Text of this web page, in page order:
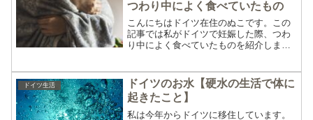
つわり中によく食べていたもの
こんにちはドイツ在住のぬこです。この
記事では私がドイツで妊娠した際、つわ
り中によく食べていたものを紹介しま
てもっと見る妊娠中（つわり中）によく
食べていたもの私が食べ物の...
ドイツ生活
ドイツのお水【硬水の生活で体に
起きたこと】
私は今年からドイツに移住しています。